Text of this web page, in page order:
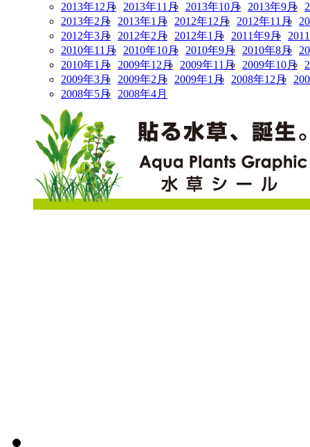
2013年12月
2013年11月 2013年10月 2013年9月
2013年2月
2013年1月 2012年12月 2012年11月
2012年3月
2012年2月 2012年1月 2011年9月
2010年11月
2010年10月 2010年9月 2010年8月
2010年1月
2009年12月 2009年11月 2009年10月
2009年3月
2009年2月 2009年1月 2008年12月
2008年5月
2008年4月